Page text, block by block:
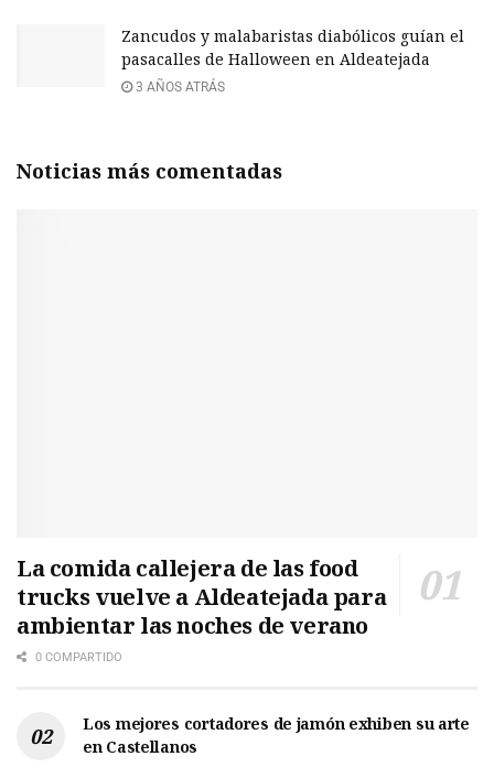
Zancudos y malabaristas diabólicos guían el
pasacalles de Halloween en Aldeatejada
3 AÑOS ATRÁS
Noticias más comentadas
La comida callejera de las food
trucks vuelve a Aldeatejada para
ambientar las noches de verano
0 COMPARTIDO
Los mejores cortadores de jamón exhiben su arte
en Castellanos